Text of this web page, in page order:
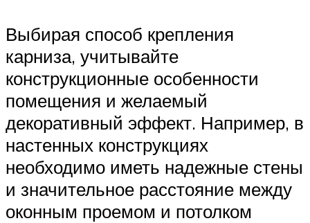
Выбирая способ крепления
карниза, учитывайте
конструкционные особенности
помещения и желаемый
декоративный эффект. Например, в
настенных конструкциях
необходимо иметь надежные стены
и значительное расстояние между
оконным проемом и потолком